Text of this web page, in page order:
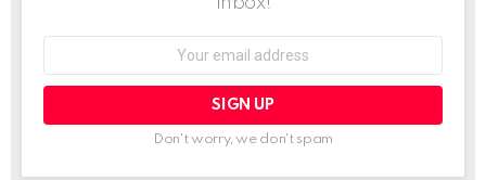
Don't worry, we don't spam